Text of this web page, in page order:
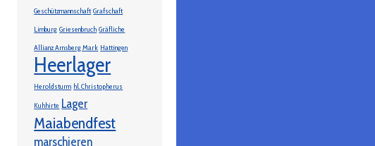
Geschützmannschaft Grafschaft
Limburg Griesenbruch Gräfliche
Allianz Arnsberg Mark Hattingen
Heerlager
Heroldsturm hl. Christopherus
Kuhhirte Lager
Maiabendfest
marschieren